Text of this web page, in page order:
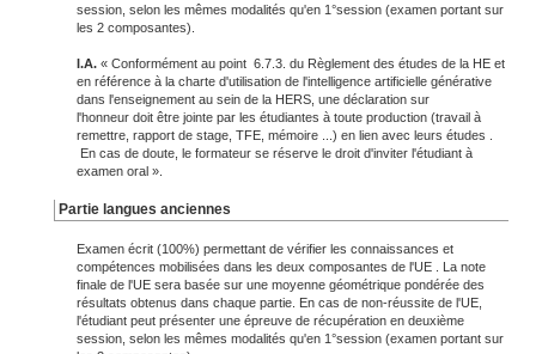
session, selon les mêmes modalités qu'en 1°session (examen portant sur
les 2 composantes).
I.A. « Conformément au point 6.7.3. du Règlement des études de la HE et
en référence à la charte d'utilisation de l'intelligence artificielle générative
dans l'enseignement au sein de la HERS, une déclaration sur
l'honneur doit être jointe par les étudiantes à toute production (travail à
remettre, rapport de stage, TFE, mémoire ...) en lien avec leurs études .
En cas de doute, le formateur se réserve le droit d'inviter l'étudiant à
examen oral ».
Partie langues anciennes
Examen écrit (100%) permettant de vérifier les connaissances et
compétences mobilisées dans les deux composantes de l'UE . La note
finale de l'UE sera basée sur une moyenne géométrique pondérée des
résultats obtenus dans chaque partie. En cas de non-réussite de l'UE,
l'étudiant peut présenter une épreuve de récupération en deuxième
session, selon les mêmes modalités qu'en 1°session (examen portant sur